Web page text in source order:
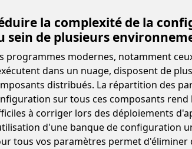
la complexité de la
sein de plusieurs
programmes modernes, notamment
dans un nuage, disposent de
distribués. La répartition des
sur tous ces composants rend
à corriger lors des déploiements
d'une banque de configuration
tous vos paramètres permet d'éliminer